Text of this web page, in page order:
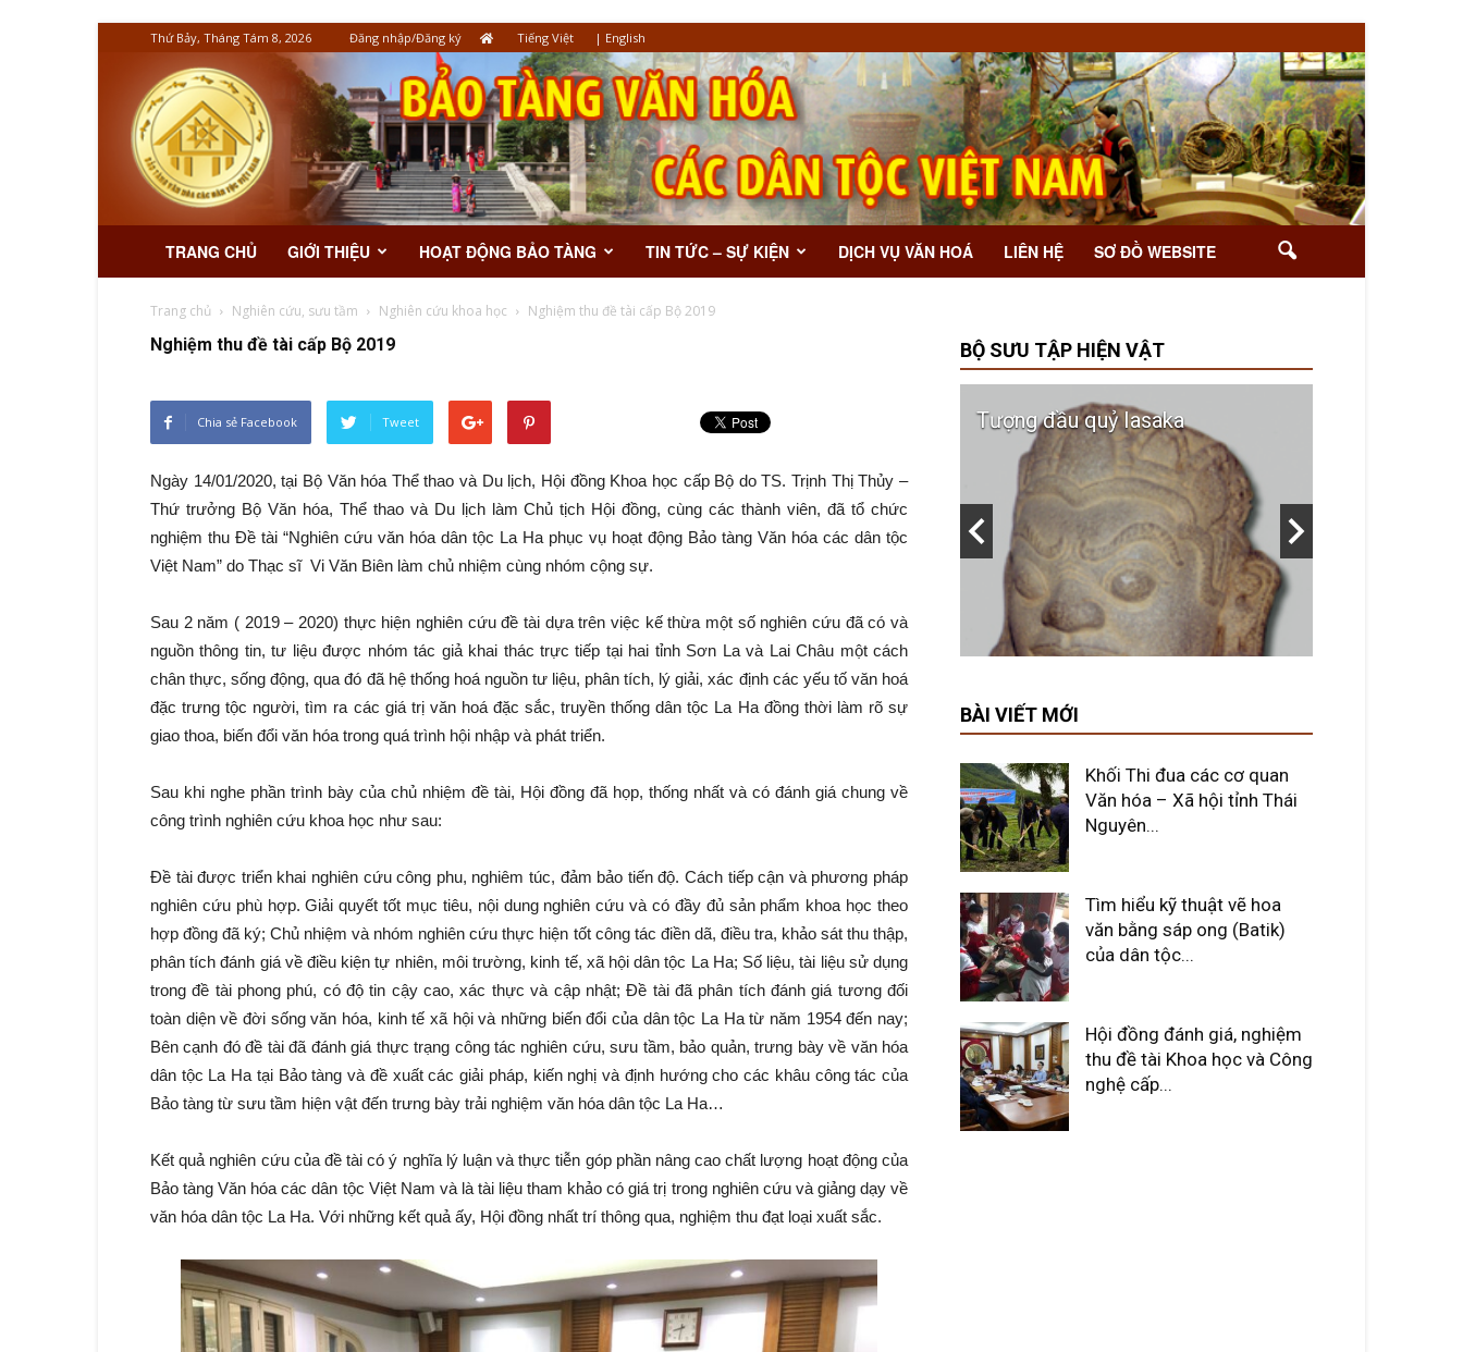
Thứ Bảy, Tháng Tám 8, 2026 Đăng nhập/Đăng ký Tiếng Việt | English
TRANG CHỦ GIỚI THIỆU HOẠT ĐỘNG BẢO TÀNG TIN TỨC – SỰ KIỆN DỊCH VỤ VĂN HOÁ LIÊN HỆ SƠ ĐỒ WEBSITE
Trang chủ Nghiên cứu, sưu tầm Nghiên cứu khoa học Nghiệm thu đề tài cấp Bộ 2019
Nghiệm thu đề tài cấp Bộ 2019
Chia sẻ Facebook Tweet
Ngày 14/01/2020, tại Bộ Văn hóa Thể thao và Du lịch, Hội đồng Khoa học cấp Bộ do TS. Trịnh Thị Thủy –
Thứ trưởng Bộ Văn hóa, Thể thao và Du lịch làm Chủ tịch Hội đồng, cùng các thành viên, đã tổ chức
nghiệm thu Đề tài “Nghiên cứu văn hóa dân tộc La Ha phục vụ hoạt động Bảo tàng Văn hóa các dân tộc
Việt Nam” do Thạc sĩ Vi Văn Biên làm chủ nhiệm cùng nhóm cộng sự.
Sau 2 năm ( 2019 – 2020) thực hiện nghiên cứu đề tài dựa trên việc kế thừa một số nghiên cứu đã có và
nguồn thông tin, tư liệu được nhóm tác giả khai thác trực tiếp tại hai tỉnh Sơn La và Lai Châu một cách
chân thực, sống động, qua đó đã hệ thống hoá nguồn tư liệu, phân tích, lý giải, xác định các yếu tố văn hoá
đặc trưng tộc người, tìm ra các giá trị văn hoá đặc sắc, truyền thống dân tộc La Ha đồng thời làm rõ sự
giao thoa, biến đổi văn hóa trong quá trình hội nhập và phát triển.
Sau khi nghe phần trình bày của chủ nhiệm đề tài, Hội đồng đã họp, thống nhất và có đánh giá chung về
công trình nghiên cứu khoa học như sau:
Đề tài được triển khai nghiên cứu công phu, nghiêm túc, đảm bảo tiến độ. Cách tiếp cận và phương pháp
nghiên cứu phù hợp. Giải quyết tốt mục tiêu, nội dung nghiên cứu và có đầy đủ sản phẩm khoa học theo
hợp đồng đã ký; Chủ nhiệm và nhóm nghiên cứu thực hiện tốt công tác điền dã, điều tra, khảo sát thu thập,
phân tích đánh giá về điều kiện tự nhiên, môi trường, kinh tế, xã hội dân tộc La Ha; Số liệu, tài liệu sử dụng
trong đề tài phong phú, có độ tin cậy cao, xác thực và cập nhật; Đề tài đã phân tích đánh giá tương đối
toàn diện về đời sống văn hóa, kinh tế xã hội và những biến đổi của dân tộc La Ha từ năm 1954 đến nay;
Bên cạnh đó đề tài đã đánh giá thực trạng công tác nghiên cứu, sưu tầm, bảo quản, trưng bày về văn hóa
dân tộc La Ha tại Bảo tàng và đề xuất các giải pháp, kiến nghị và định hướng cho các khâu công tác của
Bảo tàng từ sưu tầm hiện vật đến trưng bày trải nghiệm văn hóa dân tộc La Ha…
Kết quả nghiên cứu của đề tài có ý nghĩa lý luận và thực tiễn góp phần nâng cao chất lượng hoạt động của
Bảo tàng Văn hóa các dân tộc Việt Nam và là tài liệu tham khảo có giá trị trong nghiên cứu và giảng dạy về
văn hóa dân tộc La Ha. Với những kết quả ấy, Hội đồng nhất trí thông qua, nghiệm thu đạt loại xuất sắc.
BỘ SƯU TẬP HIỆN VẬT
của người Chăm Trống đồng Đông Sơn Chiêng bạc Tượng đầu quỷ Iasaka
BÀI VIẾT MỚI
Khối Thi đua các cơ quan
Văn hóa – Xã hội tỉnh Thái
Nguyên...
Tìm hiểu kỹ thuật vẽ hoa
văn bằng sáp ong (Batik)
của dân tộc...
Hội đồng đánh giá, nghiệm
thu đề tài Khoa học và Công
nghệ cấp...